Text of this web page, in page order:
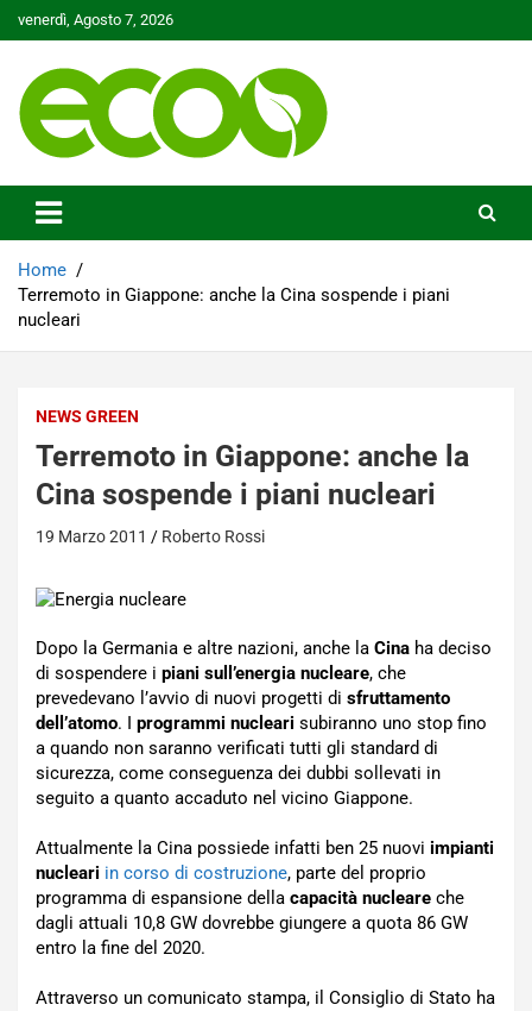
to
venerdì, Agosto 7, 2026
Ecoo.it
Home
Terremoto in Giappone: anche la Cina sospende i piani
nucleari
NEWS GREEN
Terremoto in Giappone: anche la
Cina sospende i piani nucleari
19 Marzo 2011 Roberto Rossi
Dopo la Germania e altre nazioni, anche la Cina ha deciso
di sospendere i piani sull’energia nucleare, che
prevedevano l’avvio di nuovi progetti di sfruttamento
dell’atomo. I programmi nucleari subiranno uno stop fino
a quando non saranno verificati tutti gli standard di
sicurezza, come conseguenza dei dubbi sollevati in
seguito a quanto accaduto nel vicino Giappone.
Attualmente la Cina possiede infatti ben 25 nuovi impianti
nucleari in corso di costruzione, parte del proprio
programma di espansione della capacità nucleare che
dagli attuali 10,8 GW dovrebbe giungere a quota 86 GW
entro la fine del 2020.
Attraverso un comunicato stampa, il Consiglio di Stato ha